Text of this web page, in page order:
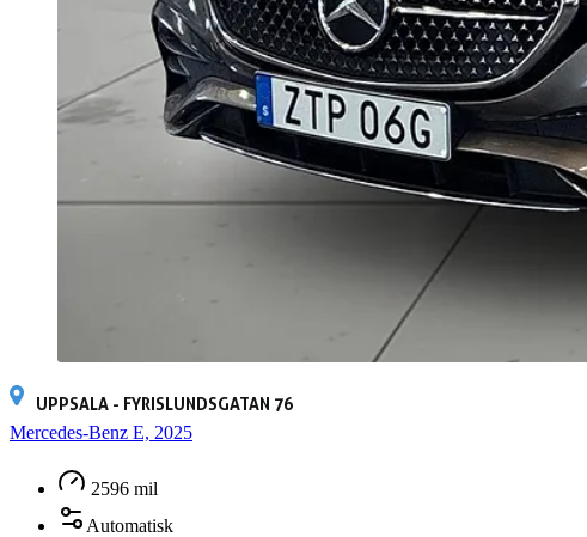
UPPSALA - FYRISLUNDSGATAN 76
Mercedes-Benz E, 2025
2596 mil
Automatisk